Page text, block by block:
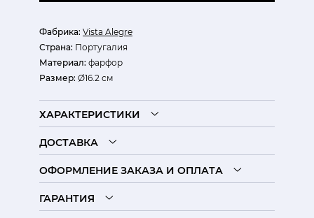
Фабрика: Vista Alegre
Страна: Португалия
Материал: фарфор
Размер: Ø16.2 см
ХАРАКТЕРИСТИКИ
ДОСТАВКА
ОФОРМЛЕНИЕ ЗАКАЗА И ОПЛАТА
ГАРАНТИЯ